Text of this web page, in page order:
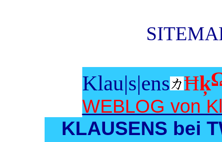
Klau|s|ens Ħķ
WEBLOG von
KLAUSENS bei